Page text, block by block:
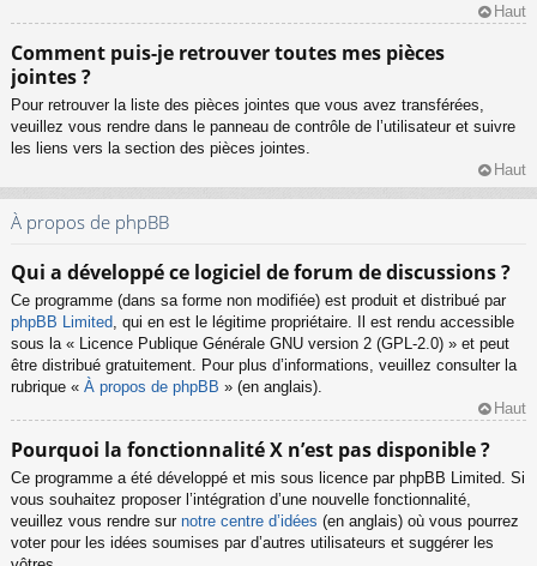
Haut
Comment puis-je retrouver toutes mes pièces
jointes ?
Pour retrouver la liste des pièces jointes que vous avez transférées,
veuillez vous rendre dans le panneau de contrôle de l’utilisateur et suivre
les liens vers la section des pièces jointes.
Haut
À propos de phpBB
Qui a développé ce logiciel de forum de discussions ?
Ce programme (dans sa forme non modifiée) est produit et distribué par
phpBB Limited, qui en est le légitime propriétaire. Il est rendu accessible
sous la « Licence Publique Générale GNU version 2 (GPL-2.0) » et peut
être distribué gratuitement. Pour plus d’informations, veuillez consulter la
rubrique « À propos de phpBB » (en anglais).
Haut
Pourquoi la fonctionnalité X n’est pas disponible ?
Ce programme a été développé et mis sous licence par phpBB Limited. Si
vous souhaitez proposer l’intégration d’une nouvelle fonctionnalité,
veuillez vous rendre sur notre centre d’idées (en anglais) où vous pourrez
voter pour les idées soumises par d’autres utilisateurs et suggérer les